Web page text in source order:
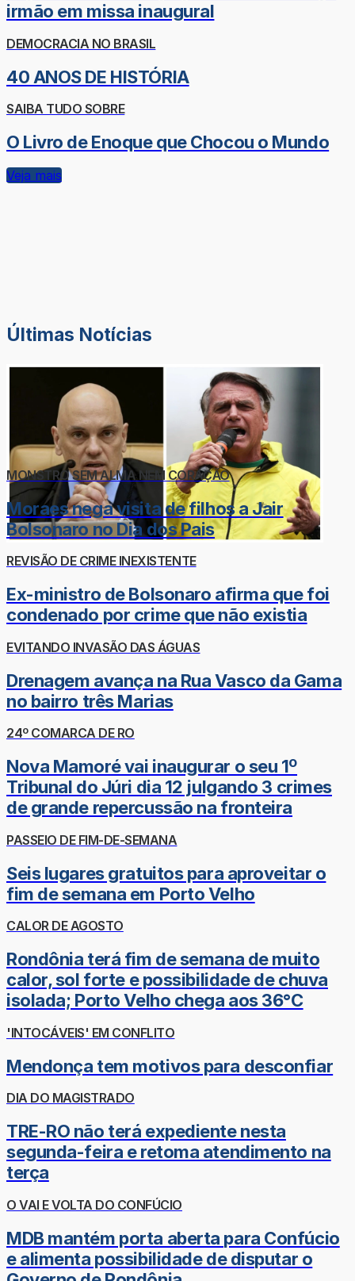
irmão em missa inaugural
DEMOCRACIA NO BRASIL
40 ANOS DE HISTÓRIA
SAIBA TUDO SOBRE
O Livro de Enoque que Chocou o Mundo
Veja mais
Últimas Notícias
MONSTRO SEM ALMA NEM CORAÇÃO
Moraes nega visita de filhos a Jair
Bolsonaro no Dia dos Pais
REVISÃO DE CRIME INEXISTENTE
Ex-ministro de Bolsonaro afirma que foi
condenado por crime que não existia
EVITANDO INVASÃO DAS ÁGUAS
Drenagem avança na Rua Vasco da Gama
no bairro três Marias
24º COMARCA DE RO
Nova Mamoré vai inaugurar o seu 1º
Tribunal do Júri dia 12 julgando 3 crimes
de grande repercussão na fronteira
PASSEIO DE FIM-DE-SEMANA
Seis lugares gratuitos para aproveitar o
fim de semana em Porto Velho
CALOR DE AGOSTO
Rondônia terá fim de semana de muito
calor, sol forte e possibilidade de chuva
isolada; Porto Velho chega aos 36°C
'INTOCÁVEIS' EM CONFLITO
Mendonça tem motivos para desconfiar
DIA DO MAGISTRADO
TRE-RO não terá expediente nesta
segunda-feira e retoma atendimento na
terça
O VAI E VOLTA DO CONFÚCIO
MDB mantém porta aberta para Confúcio
e alimenta possibilidade de disputar o